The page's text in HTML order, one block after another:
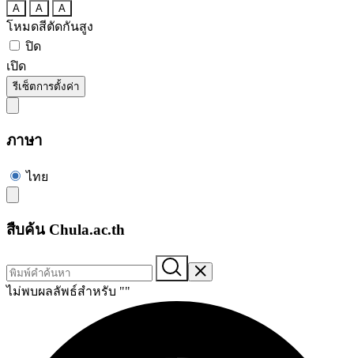
A A A
โหมดสีตัดกันสูง
ปิด
เปิด
รีเซ็ตการตั้งค่า
ภาษา
ไทย
สืบค้น Chula.ac.th
ไม่พบผลลัพธ์สำหรับ ""